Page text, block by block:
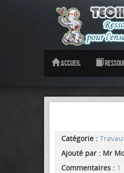
Accueil
Catégorie :
Ajouté par : Mr
Commentaires : 1